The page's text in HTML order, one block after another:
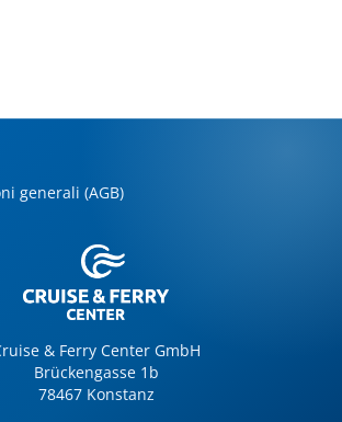
generali (AGB)
& Ferry Center GmbH
Brückengasse 1b
78467 Konstanz